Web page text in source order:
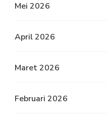
Mei 2026
April 2026
Maret 2026
Februari 2026